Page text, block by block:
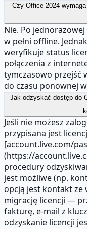
Czy Office 2024
Nie. Po
w pełni offline.
weryfikuje status
połączenia z
tymczasowo przejść
do czasu ponownej
Jak odzyskać dostęp do
Jeśli nie możesz
przypisana jest
[account.live.com/
(https://
procedury
jest możliwe (np.
opcją jest kontakt ze
migrację licencji —
fakturę, e-mail z
odzyskanie licencji